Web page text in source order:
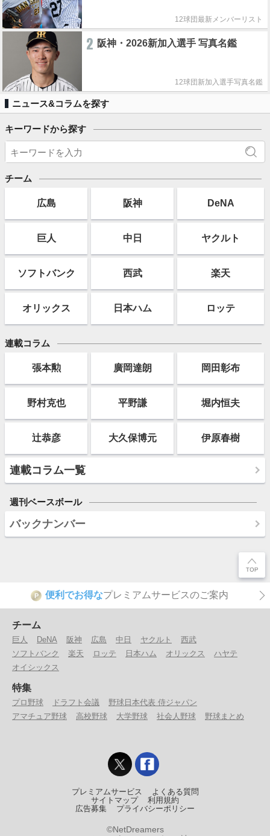
12球団最新メンバーリスト
2 阪神・2026新加入選手 写真名鑑
12球団新加入選手写真名鑑
ニュース&コラムを探す
キーワードから探す
チーム
広島 阪神 DeNA
巨人 中日 ヤクルト
ソフトバンク 西武 楽天
オリックス 日本ハム ロッテ
連載コラム
張本勲 廣岡達朗 岡田彰布
野村克也 平野謙 堀内恒夫
辻恭彦 大久保博元 伊原春樹
連載コラム一覧
週刊ベースボール
バックナンバー
P 便利でお得なプレミアムサービスのご案内
チーム
巨人 DeNA 阪神 広島 中日 ヤクルト
西武
ソフトバンク
楽天 ロッテ 日本ハム オリックス
ハヤテ
オイシックス
特集
プロ野球 ドラフト会議
野球日本代表 侍ジャパン
アマチュア野球
高校野球 大学野球 社会人野球 野球まとめ
プレミアムサービス
よくある質問
サイトマップ
利用規約
広告募集
プライバシーポリシー
©NetDreamers